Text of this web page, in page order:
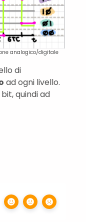
analogico/digitale
di
ad ogni livello.
quindi ad